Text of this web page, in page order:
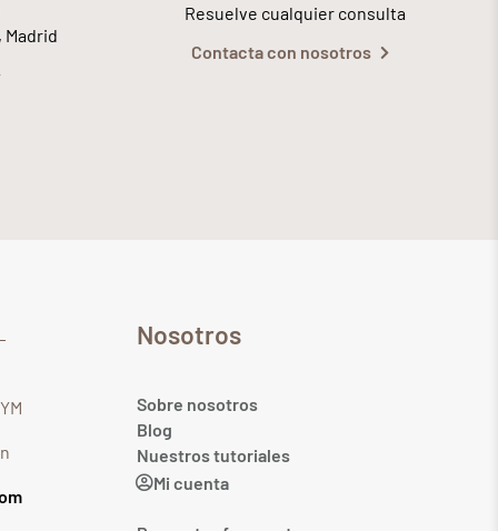
Madrid
Resuelve cualquier consulta
Contacta con nosotros
Nosotros
Sobre nosotros
Blog
Nuestros tutoriales
Mi cuenta